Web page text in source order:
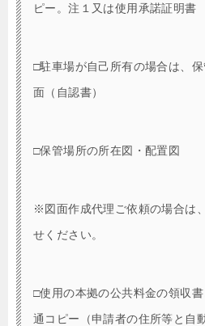
ピー。注１又は使用承諾証明書
□駐車場が自己所有の場合は、
面（自認書）
□保管場所の所在図・配置図
※図面作成代理ご依頼の場合は
せください。
□使用の本拠の公共料金の領収
通コピー（申請者の住所等と自